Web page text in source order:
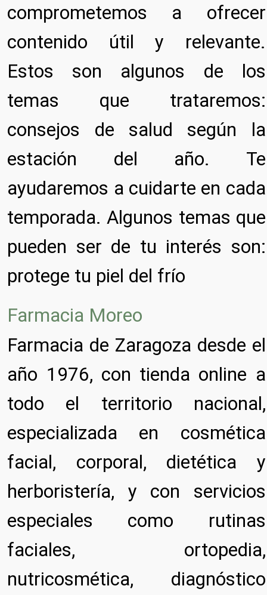
comprometemos a ofrecer
contenido útil y relevante.
Estos son algunos de los
temas que trataremos:
consejos de salud según la
estación del año. Te
ayudaremos a cuidarte en cada
temporada. Algunos temas que
pueden ser de tu interés son:
protege tu piel del frío
Farmacia Moreo
Farmacia de Zaragoza desde el
año 1976, con tienda online a
todo el territorio nacional,
especializada en cosmética
facial, corporal, dietética y
herboristería, y con servicios
especiales como rutinas
faciales, ortopedia,
nutricosmética, diagnóstico